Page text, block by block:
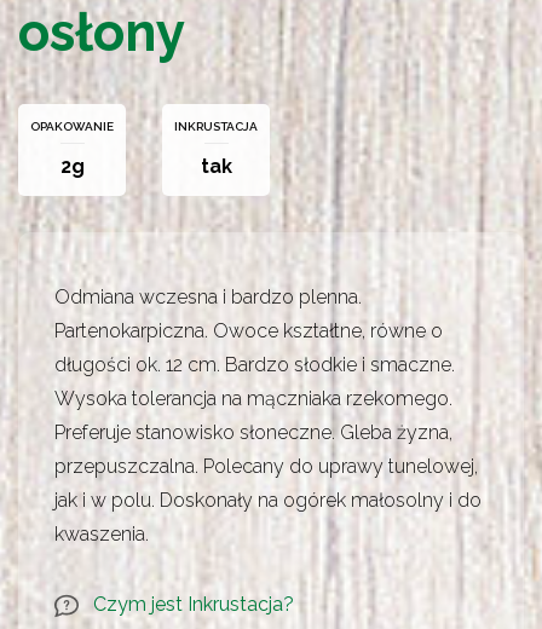
osłony
OPAKOWANIE
2g
INKRUSTACJA
tak
Odmiana wczesna i bardzo plenna.
Partenokarpiczna. Owoce kształtne, równe o
długości ok. 12 cm. Bardzo słodkie i smaczne.
Wysoka tolerancja na mączniaka rzekomego.
Preferuje stanowisko słoneczne. Gleba żyzna,
przepuszczalna. Polecany do uprawy tunelowej,
jak i w polu. Doskonały na ogórek małosolny i do
kwaszenia.
Czym jest Inkrustacja?